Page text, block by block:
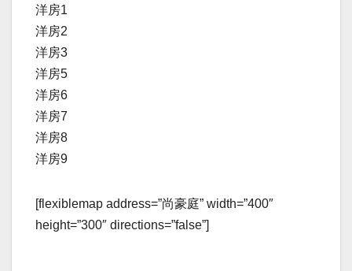
洋房1
洋房2
洋房3
洋房5
洋房6
洋房7
洋房8
洋房9
[flexiblemap address=”尚豪庭” width=”400″
height=”300″ directions=”false”]